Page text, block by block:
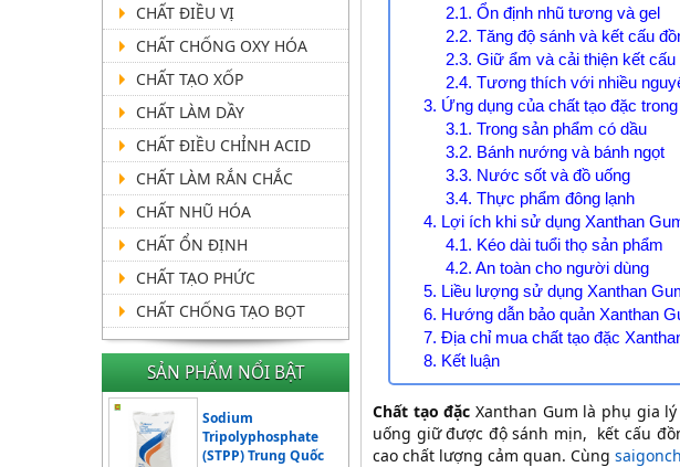
CHẤT ĐIỀU VỊ
CHẤT CHỐNG OXY HÓA
CHẤT TẠO XỐP
CHẤT LÀM DẦY
CHẤT ĐIỀU CHỈNH ACID
CHẤT LÀM RẮN CHẮC
CHẤT NHŨ HÓA
CHẤT ỔN ĐỊNH
CHẤT TẠO PHỨC
CHẤT CHỐNG TẠO BỌT
SẢN PHẨM NỔI BẬT
Sodium
Tripolyphosphate
(STPP) Trung Quốc
2.1. Ổn định nhũ tương và gel
2.2. Tăng độ sánh và kết cấu
2.3. Giữ ẩm và cải thiện kết cấu
2.4. Tương thích với nhiều
3. Ứng dụng của chất tạo đặc
3.1. Trong sản phẩm có dầu
3.2. Bánh nướng và bánh ngọt
3.3. Nước sốt và đồ uống
3.4. Thực phẩm đông lạnh
4. Lợi ích khi sử dụng Xanthan
4.1. Kéo dài tuổi thọ sản phẩm
4.2. An toàn cho người dùng
5. Liều lượng sử dụng Xanthan
6. Hướng dẫn bảo quản Xanthan
7. Địa chỉ mua chất tạo đặc
8. Kết luận
Chất tạo đặc Xanthan Gum là phụ gia
uống giữ được độ sánh mịn, kết cấu
cao chất lượng cảm quan. Cùng